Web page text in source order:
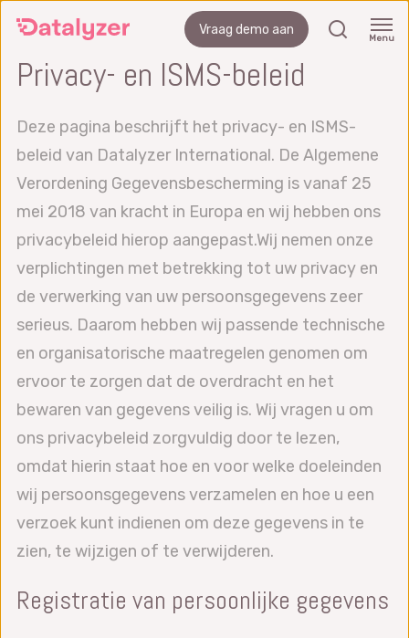
naar
hoofdinhoud
Vraag demo aan zoeken
Menu
Privacy- en ISMS-beleid
Deze pagina beschrijft het privacy- en ISMS-
beleid van Datalyzer International. De Algemene
Verordening Gegevensbescherming is vanaf 25
mei 2018 van kracht in Europa en wij hebben ons
privacybeleid hierop aangepast.Wij nemen onze
verplichtingen met betrekking tot uw privacy en
de verwerking van uw persoonsgegevens zeer
serieus. Daarom hebben wij passende technische
en organisatorische maatregelen genomen om
ervoor te zorgen dat de overdracht en het
bewaren van gegevens veilig is. Wij vragen u om
ons privacybeleid zorgvuldig door te lezen,
omdat hierin staat hoe en voor welke doeleinden
wij persoonsgegevens verzamelen en hoe u een
verzoek kunt indienen om deze gegevens in te
zien, te wijzigen of te verwijderen.
Registratie van persoonlijke gegevens